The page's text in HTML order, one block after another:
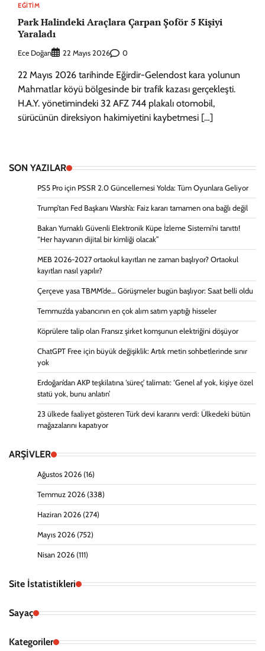
EĞITIM
Park Halindeki Araçlara Çarpan Şoför 5 Kişiyi
Yaraladı
Ece Doğan 22 Mayıs 2026 0
22 Mayıs 2026 tarihinde Eğirdir-Gelendost kara yolunun
Mahmatlar köyü bölgesinde bir trafik kazası gerçekleşti.
H.A.Y. yönetimindeki 32 AFZ 744 plakalı otomobil,
sürücünün direksiyon hakimiyetini kaybetmesi […]
SON YAZILAR
PS5 Pro için PSSR 2.0 Güncellemesi Yolda: Tüm Oyunlara Geliyor
Trump’tan Fed Başkanı Warsh’a: Faiz kararı tamamen ona bağlı değil
Bakan Yumaklı Güvenli Elektronik Küpe İzleme Sistemi’ni tanıttı!
“Her hayvanın dijital bir kimliği olacak”
MEB 2026-2027 ortaokul kayıtları ne zaman başlıyor? Ortaokul
kayıtları nasıl yapılır?
Çerçeve yasa TBMM’de… Görüşmeler bugün başlıyor: Saat belli oldu
Temmuz’da yabancının en çok alım satım yaptığı hisseler
Köprülere talip olan Fransız şirket komşunun elektriğini döşüyor
ChatGPT Free için büyük değişiklik: Artık metin sohbetlerinde sınır
yok
Erdoğan’dan AKP teşkilatına ‘süreç’ talimatı: ‘Genel af yok, kişiye özel
statü yok, bunu anlatın’
23 ülkede faaliyet gösteren Türk devi kararını verdi: Ülkedeki bütün
mağazalarını kapatıyor
ARŞİVLER
Ağustos 2026 (16)
Temmuz 2026 (338)
Haziran 2026 (274)
Mayıs 2026 (752)
Nisan 2026 (111)
Site İstatistikleri
Sayaç
Kategoriler